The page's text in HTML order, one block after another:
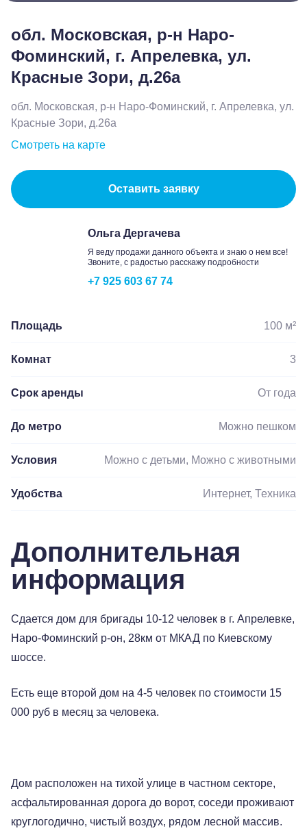
обл. Московская, р-н Наро-
Фоминский, г. Апрелевка, ул.
Красные Зори, д.26а
обл. Московская, р-н Наро-Фоминский, г. Апрелевка, ул.
Красные Зори, д.26а
Смотреть на карте
Оставить заявку
Площадь 100 м²
Комнат 3
Срок аренды От года
До метро Можно пешком
Условия Можно с детьми, Можно с животными
Удобства Интернет, Техника
Ольга Дергачева
Я веду продажи данного объекта и знаю о нем все!
Звоните, с радостью расскажу подробности
+7 925 603 67 74
Дополнительная
информация
Сдается дом для бригады 10-12 человек в г. Апрелевке,
Наро-Фоминский р-он, 28км от МКАД по Киевскому
шоссе.
Есть еще второй дом на 4-5 человек по стоимости 15
000 руб в месяц за человека.
Дом расположен на тихой улице в частном секторе,
асфальтированная дорога до ворот, соседи проживают
круглогодично, чистый воздух, рядом лесной массив.